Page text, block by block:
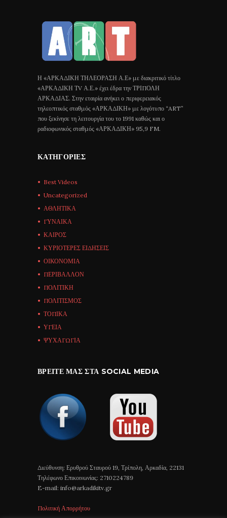
Η «ΑΡΚΑΔΙΚΗ ΤΗΛΕΟΡΑΣΗ Α.Ε» με διακριτικό τίτλο
«ΑΡΚΑΔΙΚΗ ΤV Α.Ε.» έχει έδρα την ΤΡΙΠΟΛΗ
ΑΡΚΑΔΙΑΣ. Στην εταιρία ανήκει ο περιφερειακός
τηλεοπτικός σταθμός «ΑΡΚΑΔΙΚΗ» με λογότυπο “ART”
που ξεκίνησε τη λειτουργία του το 1991 καθώς και ο
ραδιοφωνικός σταθμός «ΑΡΚΑΔΙΚΗ» 95,9 FM.
ΚΑΤΗΓΟΡΊΕΣ
Best Videos
Uncategorized
ΑΘΛΗΤΙΚΑ
ΓΥΝΑΙΚΑ
ΚΑΙΡΟΣ
ΚΥΡΙΟΤΕΡΕΣ ΕΙΔΗΣΕΙΣ
ΟΙΚΟΝΟΜΙΑ
ΠΕΡΙΒΑΛΛΟΝ
ΠΟΛΙΤΙΚΗ
ΠΟΛΙΤΙΣΜΟΣ
ΤΟΠΙΚΑ
ΥΓΕΙΑ
ΨΥΧΑΓΩΓΙΑ
ΒΡΕΊΤΕ ΜΑΣ ΣΤΑ SOCIAL MEDIA
Διεύθυνση: Ερυθρού Σταυρού 19, Τρίπολη, Αρκαδία, 22131
Τηλέφωνο Επικοινωνίας: 2710224789
E-mail: info@arkadikitv.gr
Πολιτική Απορρήτου